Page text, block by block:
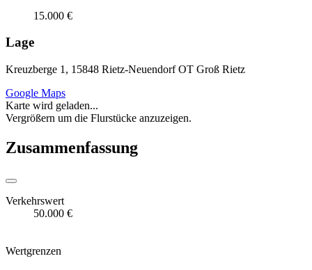
15.000 €
Lage
Kreuzberge 1, 15848 Rietz-Neuendorf OT Groß Rietz
Google Maps
Karte wird geladen...
Vergrößern um die Flurstücke anzuzeigen.
Zusammenfassung
Verkehrswert
50.000 €
Wertgrenzen